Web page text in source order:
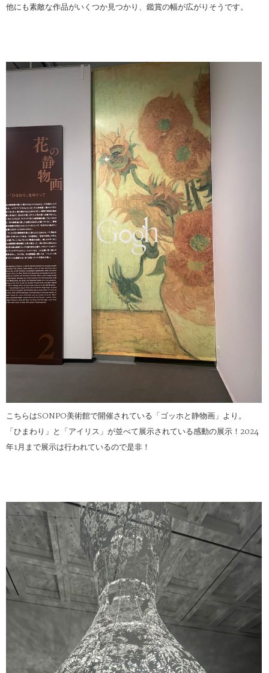
他にも素敵な作品がいくつか見つかり、鑑賞の幅が広がりそうです。
こちらはSONPO美術館で開催されている「ゴッホと静物画」より。
「ひまわり」と「アイリス」が並べて展示されている感動の展示！2024
年1月まで展示は行われているので是非！